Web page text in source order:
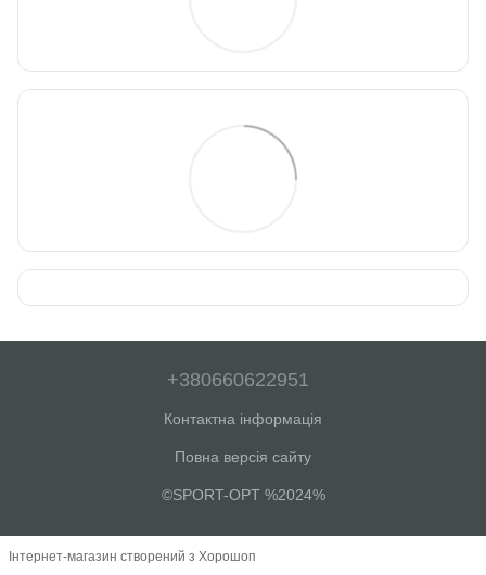
+380660622951
Контактна інформація
Повна версія сайту
©SPORT-OPT %2024%
Інтернет-магазин створений з Хорошоп